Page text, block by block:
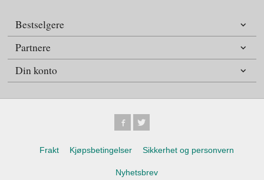
Bestselgere
Partnere
Din konto
Frakt Kjøpsbetingelser Sikkerhet og personvern
Nyhetsbrev